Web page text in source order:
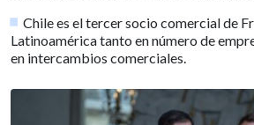
Chile es el tercer socio comercial de
Latinoamérica tanto en número de
en intercambios comerciales.